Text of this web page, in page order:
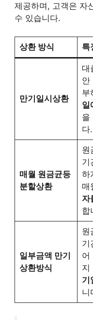
제공하며, 고객은 자
수 있습니다.
상환 방식 특
만기일시상환
대
안
부
일
을
다.
매월 원금균등
분할상환
원
기
하
매
자
합
일부금액 만기
상환방식
원
기
어
지
기
니